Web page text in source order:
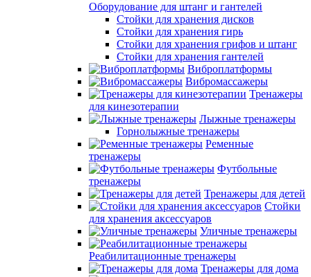
Оборудование для штанг и гантелей
Стойки для хранения дисков
Стойки для хранения гирь
Стойки для хранения грифов и штанг
Стойки для хранения гантелей
Виброплатформы
Вибромассажеры
Тренажеры
для кинезотерапии
Лыжные тренажеры
Горнолыжные тренажеры
Ременные
тренажеры
Футбольные
тренажеры
Тренажеры для детей
Стойки
для хранения аксессуаров
Уличные тренажеры
Реабилитационные тренажеры
Тренажеры для дома